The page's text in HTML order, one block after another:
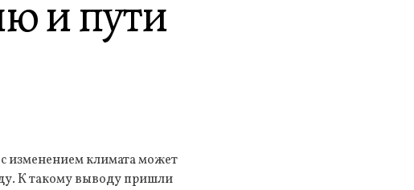
и пути
изменением климата может
К такому выводу пришли